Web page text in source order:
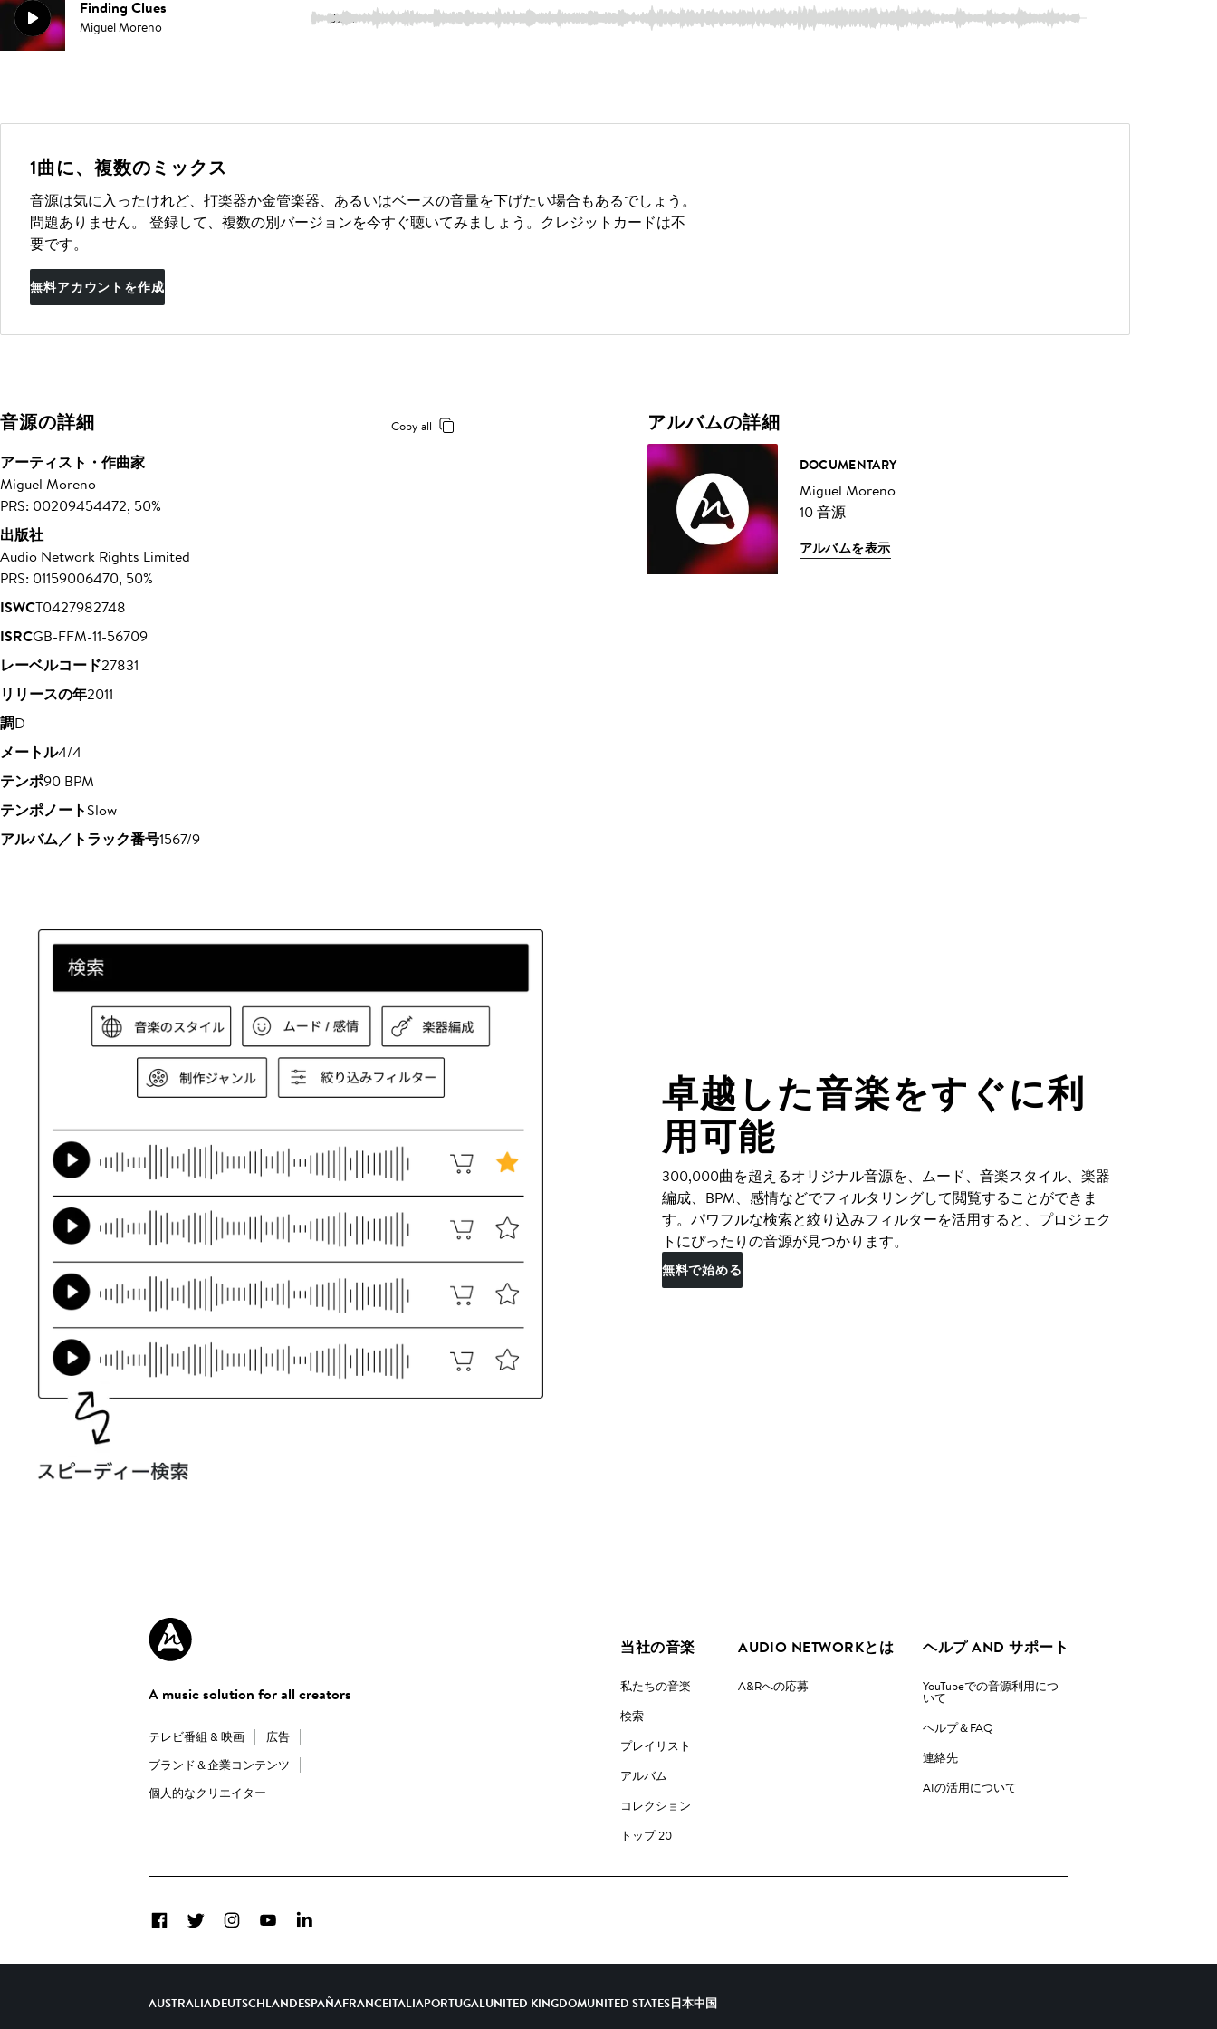
Finding Clues
Miguel Moreno 3:22
1曲に、複数のミックス
音源は気に入ったけれど、打楽器か金管楽器、あるいはベースの音量を下げたい場合もあるでしょう。
問題ありません。 登録して、複数の別バージョンを今すぐ聴いてみましょう。クレジットカードは不
要です。
無料アカウントを作成
音源の詳細 Copy all
アーティスト・作曲家
Miguel Moreno
PRS: 00209454472, 50%
出版社
Audio Network Rights Limited
PRS: 01159006470, 50%
ISWCT0427982748
ISRCGB-FFM-11-56709
レーベルコード27831
リリースの年2011
調D
メートル4/4
テンポ90 BPM
テンポノートSlow
アルバム／トラック番号1567/9
アルバムの詳細
DOCUMENTARY
Miguel Moreno
10 音源
アルバムを表示
卓越した音楽をすぐに利
用可能
300,000曲を超えるオリジナル音源を、ムード、音楽スタイル、楽器
編成、BPM、感情などでフィルタリングして閲覧することができま
す。パワフルな検索と絞り込みフィルターを活用すると、プロジェク
トにぴったりの音源が見つかります。
無料で始める
A music solution for all creators
テレビ番組 & 映画
広告
ブランド＆企業コンテンツ
個人的なクリエイター
当社の音楽
私たちの音楽
検索
プレイリスト
アルバム
コレクション
トップ 20
AUDIO NETWORKとは
A&Rへの応募
ヘルプ AND サポート
YouTubeでの音源利用につ
いて
ヘルプ＆FAQ
連絡先
AIの活用について
FacebookTwitterInstagramYouTubeLinkedIn
AUSTRALIADEUTSCHLANDESPAÑAFRANCEITALIAPORTUGALUNITED KINGDOMUNITED STATES日本中国